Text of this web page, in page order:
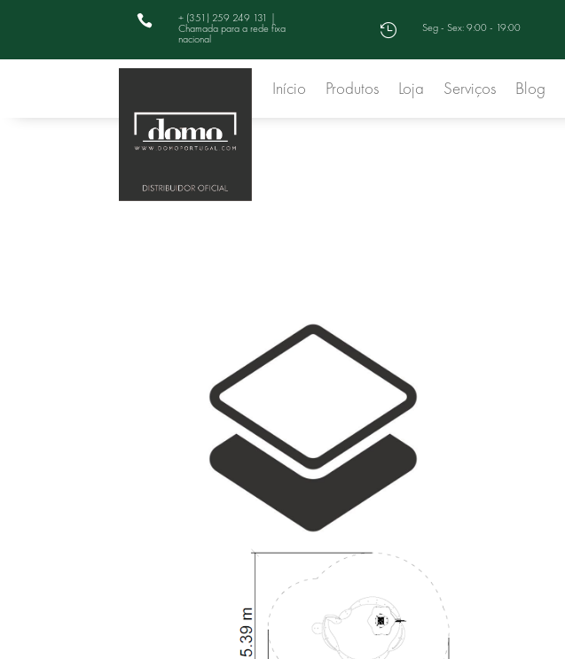
 + (351) 259 249 131 |
Chamada para a rede fixa
nacional
 Seg - Sex: 9:00 - 19:00
Início Produtos Loja Serviços Blog